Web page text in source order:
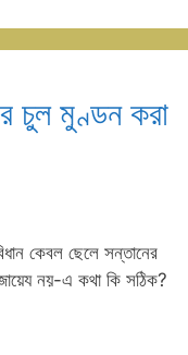
চুল মুণ্ডন করা
কেবল ছেলে সন্তানের
নয়-এ কথা কি সঠিক?